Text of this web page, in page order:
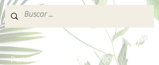
640 377 187
Portes pagados a partir de 80€